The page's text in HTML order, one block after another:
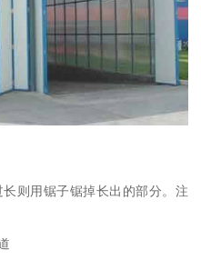
则用锯子锯掉长出的部分。注